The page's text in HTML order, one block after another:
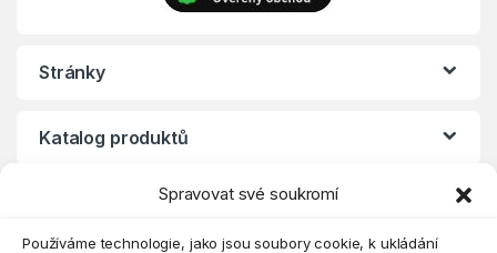
Spravovat své soukromí
Používáme technologie, jako jsou soubory cookie, k ukládání
Stránky
Katalog produktů